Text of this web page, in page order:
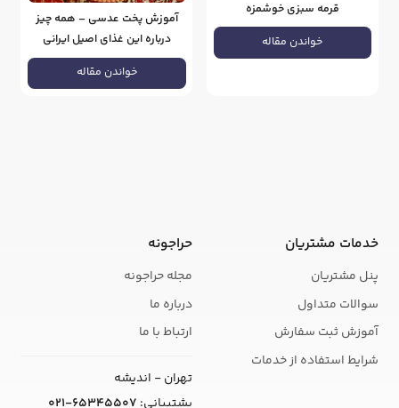
قرمه سبزی خوشمزه
خواندن مقاله
آموزش پخت عدسی – همه چیز
درباره این غذای اصیل ایرانی
خواندن مقاله
خدمات مشتریان
پنل مشتریان
سوالات متداول
آموزش ثبت سفارش
شرایط استفاده از خدمات
حراجونه
مجله حراجونه
درباره ما
ارتباط با ما
تهران - اندیشه
پشتیبانی: 021-65345507